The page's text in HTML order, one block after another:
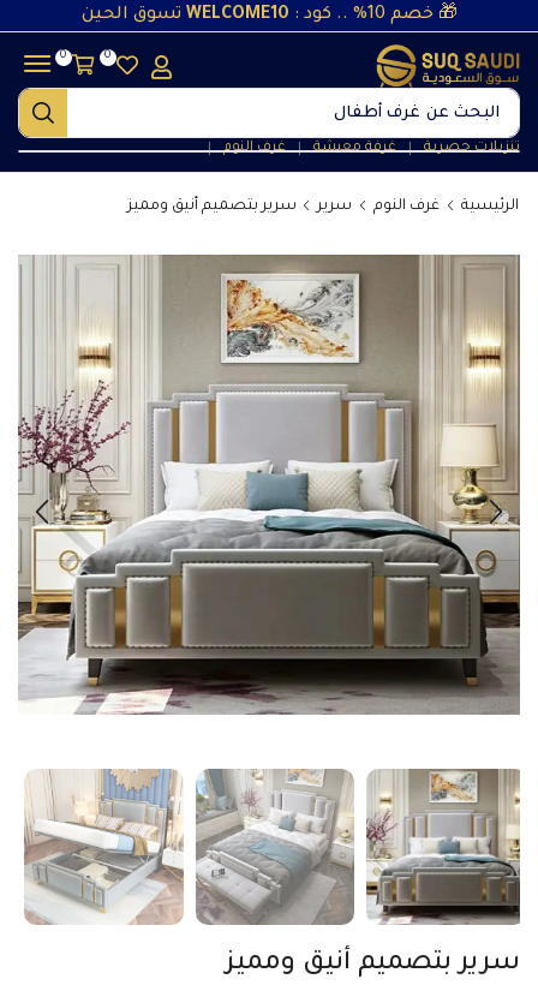
🎁 خصم 10% .. كود : WELCOME10 تسوق الحين
البحث عن غرف أطفال
تنزيلات حصرية ❘ غرفة معيشة ❘ غرف النوم ❘
0
0
الرئيسية غرف النوم سرير سرير بتصميم أنيق ومميز
سرير بتصميم أنيق ومميز